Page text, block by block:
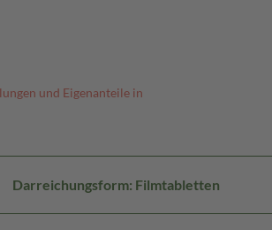
und Eigenanteile in
Darreichungsform: Filmtabletten